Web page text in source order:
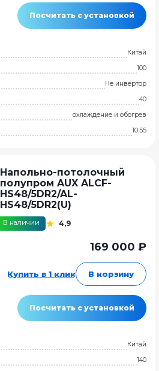
Посчитать с установкой
Китай
100
Не инвертор
40
охлаждение и обогрев
10.55
Напольно-потолочный
полупром AUX ALCF-
HS48/5DR2/AL-
HS48/5DR2(U)
В наличии 4,9
169 000 ₽
Купить в 1 клик В корзину
Посчитать с установкой
Китай
140